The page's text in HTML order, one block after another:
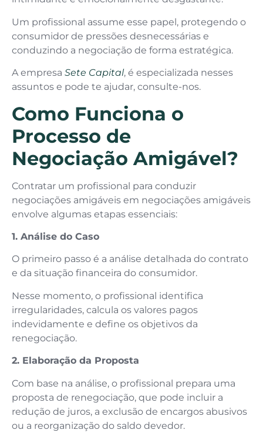
Um profissional assume esse papel, protegendo o
consumidor de pressões desnecessárias e
conduzindo a negociação de forma estratégica.
A empresa Sete Capital, é especializada nesses
assuntos e pode te ajudar, consulte-nos.
Como Funciona o
Processo de
Negociação Amigável?
Contratar um profissional para conduzir
negociações amigáveis em negociações amigáveis
envolve algumas etapas essenciais:
1. Análise do Caso
O primeiro passo é a análise detalhada do contrato
e da situação financeira do consumidor.
Nesse momento, o profissional identifica
irregularidades, calcula os valores pagos
indevidamente e define os objetivos da
renegociação.
2. Elaboração da Proposta
Com base na análise, o profissional prepara uma
proposta de renegociação, que pode incluir a
redução de juros, a exclusão de encargos abusivos
ou a reorganização do saldo devedor.